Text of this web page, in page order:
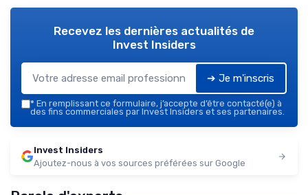
Recevez les dernières actualités de
Invest Insiders
➔ Je m'inscris
* En remplissant ce formulaire, j’accepte d’être contacté(e) à
des fins commerciales par Invest Insiders et ses partenaires.
Invest Insiders
Ajoutez-nous à vos sources préférées sur Google